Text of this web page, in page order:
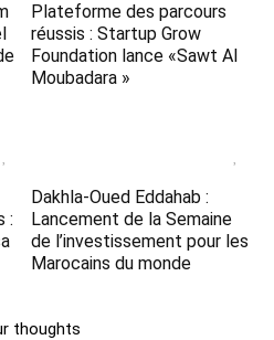
Plateforme des parcours
réussis : Startup Grow
Foundation lance «Sawt Al
Moubadara »
:
Dakhla-Oued Eddahab :
Lancement de la Semaine
de l’investissement pour les
Marocains du monde
thoughts